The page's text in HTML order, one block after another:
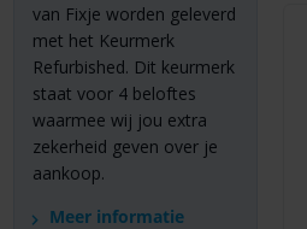
van Fixje worden geleverd
met het Keurmerk
Refurbished. Dit keurmerk
staat voor 4 beloftes
waarmee wij jou extra
zekerheid geven over je
aankoop.
Meer informatie